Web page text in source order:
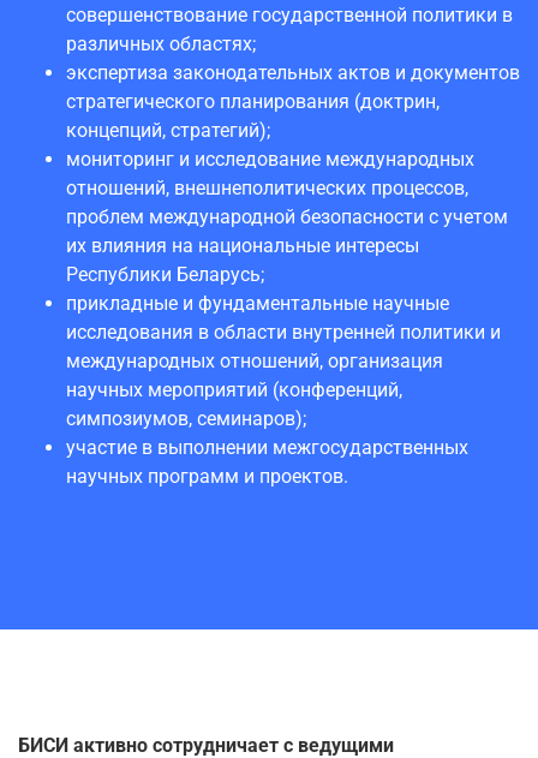
совершенствование государственной политики в
различных областях;
экспертиза законодательных актов и документов
стратегического планирования (доктрин,
концепций, стратегий);
мониторинг и исследование международных
отношений, внешнеполитических процессов,
проблем международной безопасности с учетом
их влияния на национальные интересы
Республики Беларусь;
прикладные и фундаментальные научные
исследования в области внутренней политики и
международных отношений, организация
научных мероприятий (конференций,
симпозиумов, семинаров);
участие в выполнении межгосударственных
научных программ и проектов.
БИСИ активно сотрудничает с ведущими